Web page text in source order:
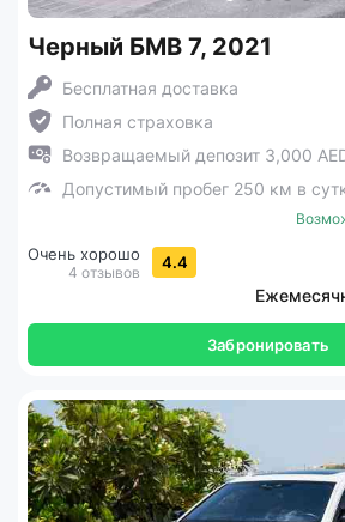
Черный БМВ 7, 2021
Бесплатная доставка
Полная страховка
Возвращаемый депозит 3,000
Допустимый пробег 250 км в
Очень хорошо
4 отзывов 4.4
Забронировать